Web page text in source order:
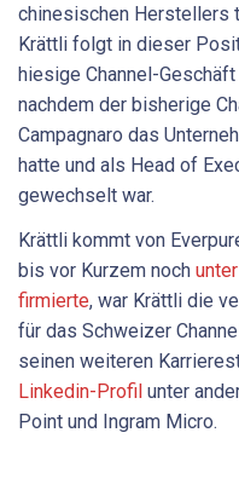
chinesischen Herstellers
Krättli folgt in dieser
hiesige Channel-
nachdem der bisherige
Campagnaro das
hatte und als Head of
gewechselt war.
Krättli kommt von
bis vor Kurzem noch
firmierte, war Krättli die
für das Schweizer
seinen weiteren
Linkedin-Profil unter
Point und Ingram Micro.